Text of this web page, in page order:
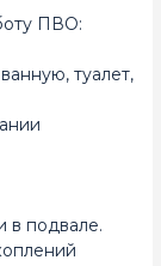
ПВО:
туалет,
в подвале.